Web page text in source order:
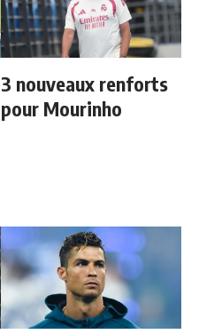
3 nouveaux renforts
pour Mourinho